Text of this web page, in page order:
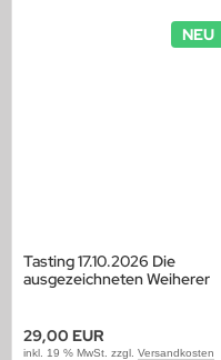
NEU
Tasting 17.10.2026 Die
ausgezeichneten Weiherer
29,00 EUR
inkl. 19 % MwSt. zzgl. Versandkosten